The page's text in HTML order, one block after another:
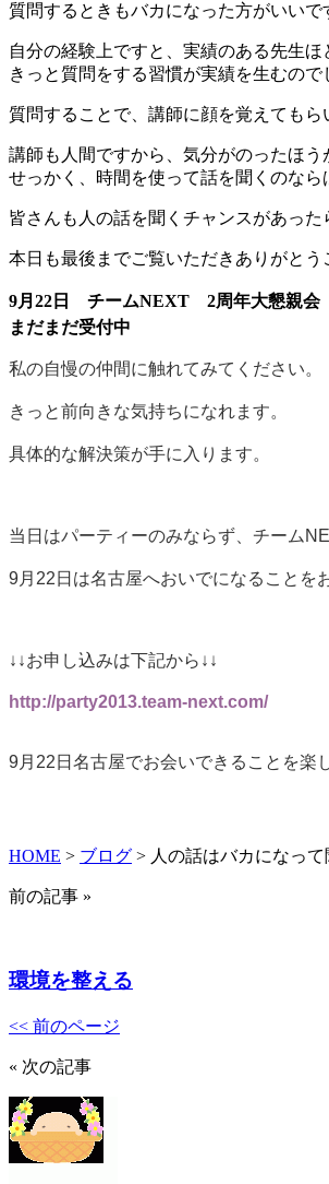
質問するときもバカになった方がいいで
自分の経験上ですと、実績のある先生ほ
きっと質問をする習慣が実績を生むので
質問することで、講師に顔を覚えてもら
講師も人間ですから、気分がのったほう
せっかく、時間を使って話を聞くのなら
皆さんも人の話を聞くチャンスがあっ
本日も最後までご覧いただきありがとう
9月22日 チームNEXT 2周年大懇親
まだまだ受付中
私の自慢の仲間に触れてみてください。
きっと前向きな気持ちになれます。
具体的な解決策が手に入ります。
当日はパーティーのみならず、チーム
9月22日は名古屋へおいでになることを
↓↓お申し込みは下記から↓↓
http://party2013.team-next.com/
9月22日名古屋でお会いできることを楽
HOME > ブログ > 人の話はバカになって
前の記事 »
環境を整える
<< 前のページ
« 次の記事